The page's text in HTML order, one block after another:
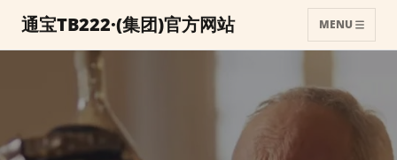
通宝TB222·(集团)官方网站 MENU